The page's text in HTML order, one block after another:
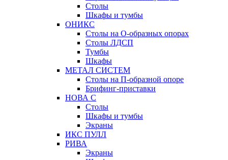
Столы
Шкафы и тумбы
ОНИКС
Столы на О-образных опорах
Столы ЛДСП
Тумбы
Шкафы
МЕТАЛ СИСТЕМ
Столы на П-образной опоре
Брифинг-приставки
НОВА С
Столы
Шкафы и тумбы
Экраны
ИКС ПУЛЛ
РИВА
Экраны